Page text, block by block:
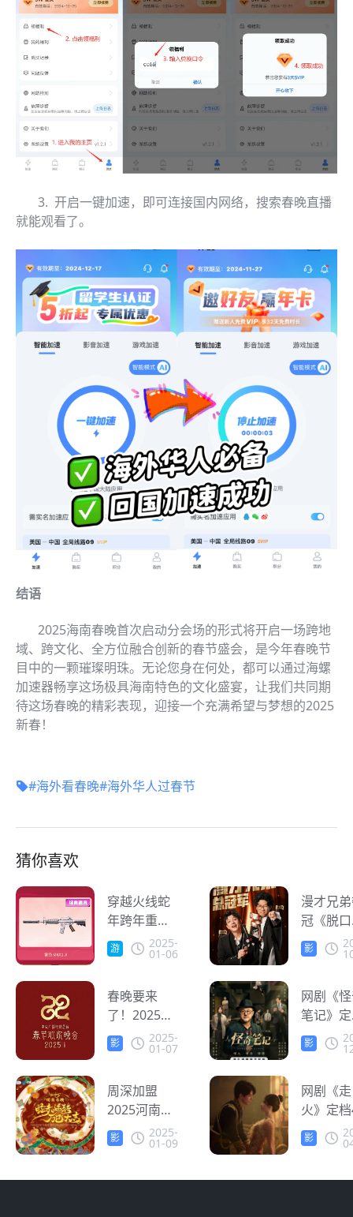
3. 开启一键加速，即可连接国内网络，搜索春晚直播
就能观看了。
结语
2025海南春晚首次启动分会场的形式将开启一场跨地
域、跨文化、全方位融合创新的春节盛会，是今年春晚节
目中的一颗璀璨明珠。无论您身在何处，都可以通过海螺
加速器畅享这场极具海南特色的文化盛宴，让我们共同期
待这场春晚的精彩表现，迎接一个充满希望与梦想的2025
新春！
#海外看春晚#海外华人过春节
猜你喜欢
穿越火线蛇
年跨年重磅
福利来袭 海
外华人玩家
年福利？
游
2025-
01-06
春晚要来
了！2025央
视春晚完成
首轮彩排 海
看春晚直
播？
影
2025-
01-07
周深加盟
2025河南卫
视春晚！定
档1月26日
人怎么看春
影
2025-
01-09
漫才兄
冠《脱
与Ta的
们》总决
速器带
享精彩
影
网剧《
笔记》
12月22
线 海外
讯视频？
影
网剧《走
火》定
12日开
外华人
频？
影